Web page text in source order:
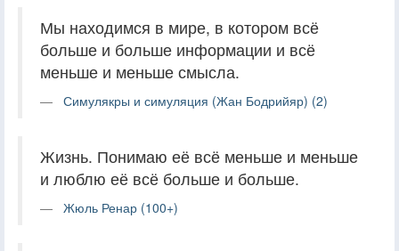
Мы находимся в мире, в котором всё
больше и больше информации и всё
меньше и меньше смысла.
Симулякры и симуляция (Жан Бодрийяр) (2)
Жизнь. Понимаю её всё меньше и меньше
и люблю её всё больше и больше.
Жюль Ренар (100+)